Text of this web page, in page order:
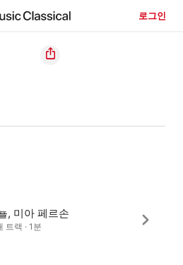
로그인
, 미아 페르손
트랙 · 1분